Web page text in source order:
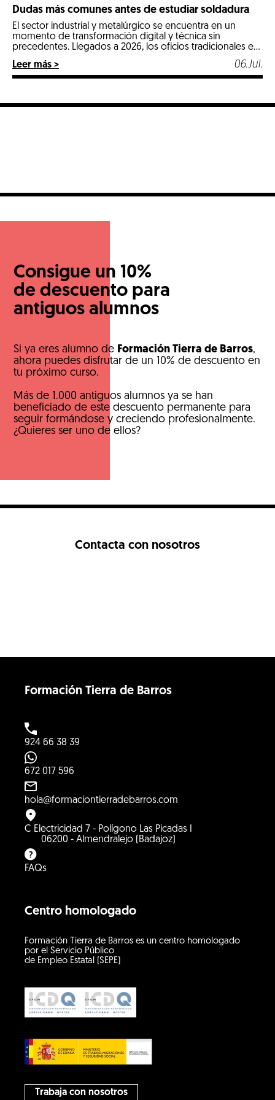
Dudas más comunes antes de estudiar soldadura
El sector industrial y metalúrgico se encuentra en un
momento de transformación digital y técnica sin
precedentes. Llegados a 2026, los oficios tradicionales e
industriales especializados se posicionan como las
opciones más estables, seguras y mejor remuneradas del
mercado laboral. Entre todos ellos, la soldadura destaca
Leer más > 06.Jul.
Consigue un 10%
de descuento para
antiguos alumnos
Si ya eres alumno de Formación Tierra de Barros,
ahora puedes disfrutar de un 10% de descuento en
tu próximo curso.
Más de 1.000 antiguos alumnos ya se han
beneficiado de este descuento permanente para
seguir formándose y creciendo profesionalmente.
¿Quieres ser uno de ellos?
Contacta con nosotros
Centro homologado
Formación Tierra de Barros es un centro homologado
por el Servicio Público
de Empleo Estatal (SEPE)
Formación Tierra de Barros
924 66 38 39
672 017 596
hola@formaciontierradebarros.com
C Electricidad 7 - Polígono Las Picadas I
06200 - Almendralejo (Badajoz)
FAQs
Trabaja con nosotros